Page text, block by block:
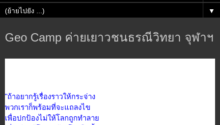
▼
Geo Camp ค่ายเยาวชนธรณีวิทยา จุฬาฯ
"ถ้าอยากรู้เรื่องราวให้กระจ่าง
พวกเราก็พร้อมที่จะแถลงไข
เพื่อปกป้องไม่ให้โลกถูกทำลาย